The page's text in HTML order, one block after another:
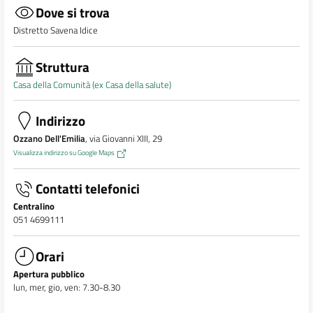
Dove si trova
Distretto Savena Idice
Struttura
Casa della Comunità (ex Casa della salute)
Indirizzo
Ozzano Dell'Emilia, via Giovanni XIII, 29
Visualizza indirizzo su Google Maps
Contatti telefonici
Centralino
051 4699111
Orari
Apertura pubblico
lun, mer, gio, ven: 7.30-8.30